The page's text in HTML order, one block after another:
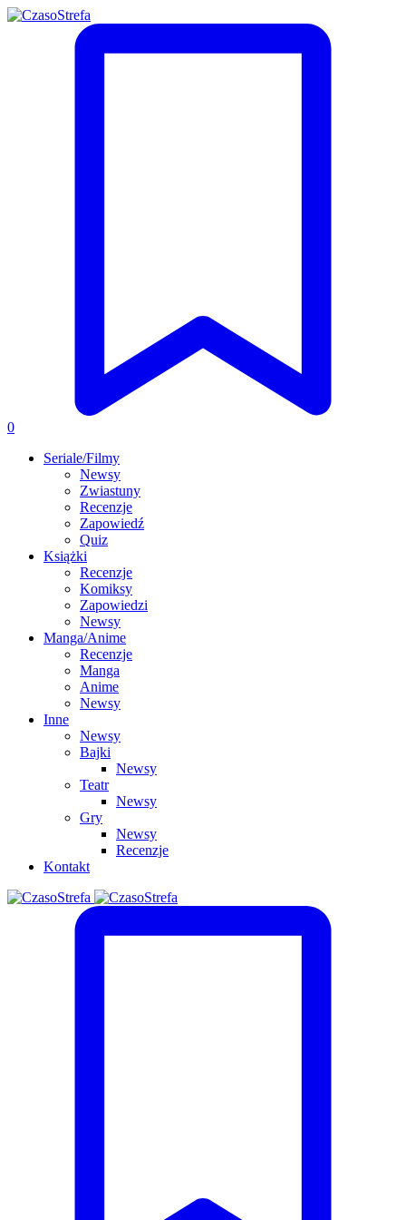
0
Seriale/Filmy
Newsy
Zwiastuny
Recenzje
Zapowiedź
Quiz
Książki
Recenzje
Komiksy
Zapowiedzi
Newsy
Manga/Anime
Recenzje
Manga
Anime
Newsy
Inne
Newsy
Bajki
Newsy
Teatr
Newsy
Gry
Newsy
Recenzje
Kontakt